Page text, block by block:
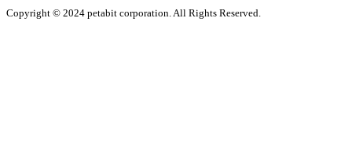
Copyright © 2024 petabit corporation. All Rights Reserved.